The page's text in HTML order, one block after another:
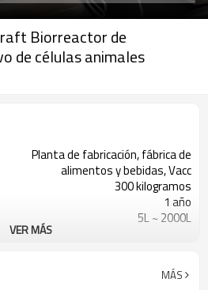
Biorreactor de
de células animales
Planta de fabricación, fábrica de
alimentos y bebidas, Vacc
300 kilogramos
1 año
5L ~ 2000L
1 año
VER MÁS
MÁS